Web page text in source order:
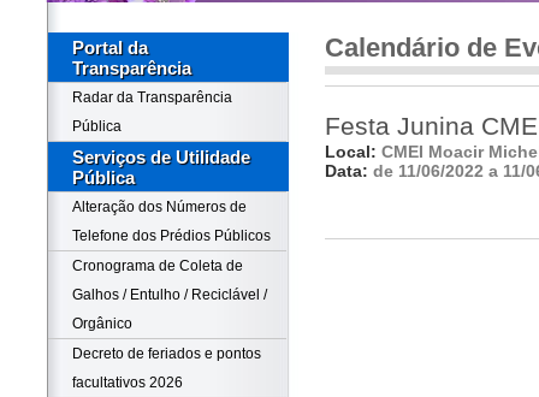
Portal da
Transparência
Radar da Transparência
Pública
Serviços de Utilidade
Pública
Alteração dos Números de
Telefone dos Prédios Públicos
Cronograma de Coleta de
Galhos / Entulho / Reciclável /
Orgânico
Decreto de feriados e pontos
facultativos 2026
Calendário de
Festa Junina
Local: CMEI Moacir
Data: de 11/06/2022 a 11/